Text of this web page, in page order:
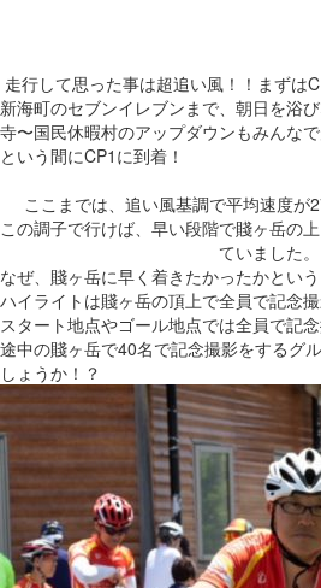
走行して思った事は超追い風！！まずは
新海町のセブンイレブンまで、朝日を浴
寺〜国民休暇村のアップダウンもみんな
という間にCP1に到着！
ここまでは、追い風基調で平均速度が
この調子で行けば、早い段階で賤ヶ岳の
ていました。
なぜ、賤ヶ岳に早く着きたかったかとい
ハイライトは賤ヶ岳の頂上で全員で記念撮
スタート地点やゴール地点では全員で記
途中の賤ヶ岳で40名で記念撮影をするグ
しょうか！？